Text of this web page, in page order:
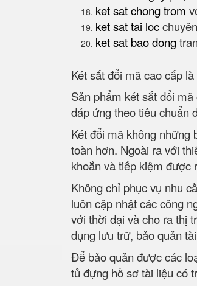
ket sat chong trom
ket sat tai loc
ket sat bao dong
Két sắt đổi mã cao cấp
Sản phẩm két sắt đổi
đáp ứng theo tiêu chuẩn
Két đổi mã không những
toàn hơn. Ngoài ra với
khoắn và tiếp kiệm được
Không chỉ phục vụ nhu
luôn cập nhật các công
với thời đại và cho ra thị
dụng lưu trữ, bảo quản
Để bảo quản được các
tủ đựng hồ sơ tài liệu có